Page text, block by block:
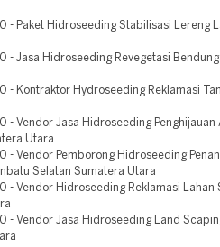
- Paket Hidroseeding Stabilisasi Lereng
- Jasa Hidroseeding Revegetasi
- Kontraktor Hydroseeding Reklamasi
- Vendor Jasa Hidroseeding Penghijauan
Utara
- Vendor Pemborong Hidroseeding
Selatan Sumatera Utara
- Vendor Hidroseeding Reklamasi Lahan
- Vendor Jasa Hidroseeding Land